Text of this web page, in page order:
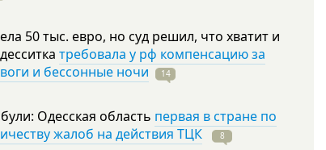
50 тыс. евро, но суд решил, что хватит и
требовала у рф компенсацию за
и бессонные ночи
14
Одесская область первая в стране по
жалоб на действия ТЦК
8